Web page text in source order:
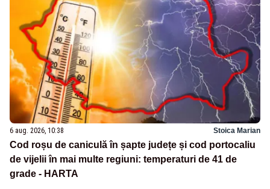
6 aug. 2026, 10:38 Stoica Marian
Cod roșu de caniculă în șapte județe și cod portocaliu
de vijelii în mai multe regiuni: temperaturi de 41 de
grade - HARTA